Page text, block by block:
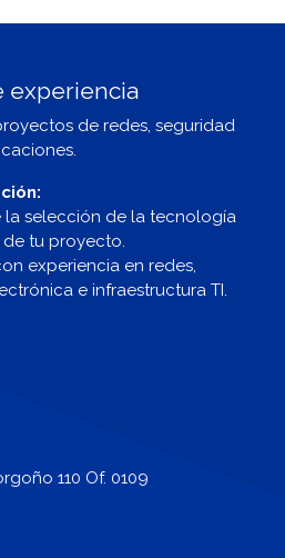
experiencia
de redes, seguridad
la selección de la tecnología
tu proyecto.
experiencia en redes,
e infraestructura TI.
110 Of. 0109